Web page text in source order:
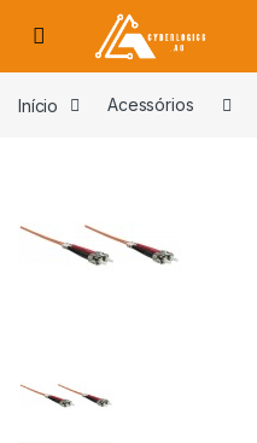
Skip to navigation
Início Acessórios